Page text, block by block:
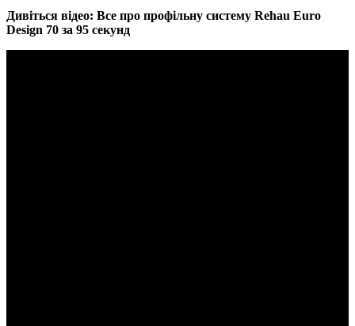
Дивіться відео: Все про профільну систему Rehau Euro
Design 70 за 95 секунд